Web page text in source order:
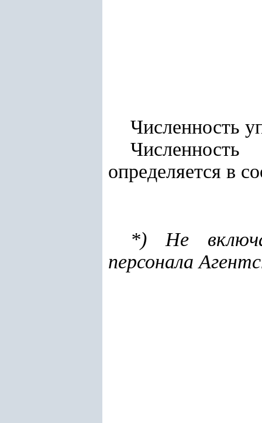
Численность
Численность
определяется в
*) Не
персонала